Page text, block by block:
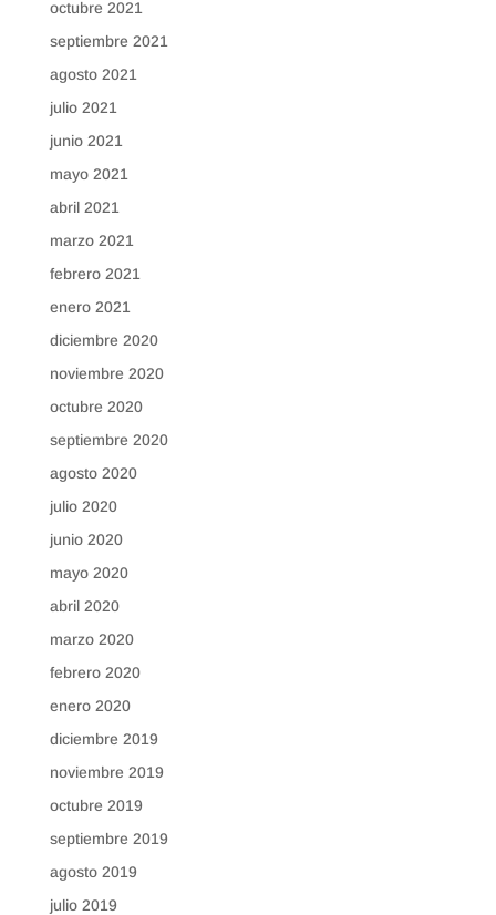
octubre 2021
septiembre 2021
agosto 2021
julio 2021
junio 2021
mayo 2021
abril 2021
marzo 2021
febrero 2021
enero 2021
diciembre 2020
noviembre 2020
octubre 2020
septiembre 2020
agosto 2020
julio 2020
junio 2020
mayo 2020
abril 2020
marzo 2020
febrero 2020
enero 2020
diciembre 2019
noviembre 2019
octubre 2019
septiembre 2019
agosto 2019
julio 2019